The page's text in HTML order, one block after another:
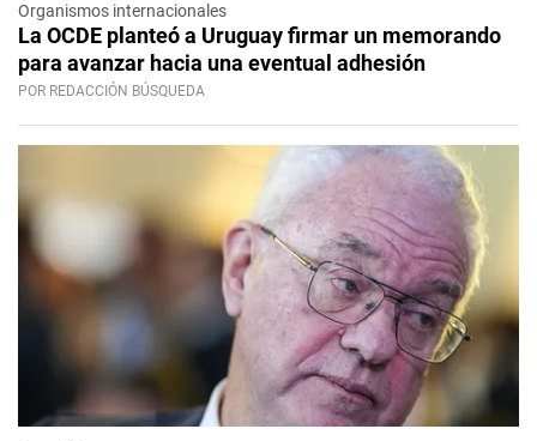
Organismos internacionales
La OCDE planteó a Uruguay firmar un memorando
para avanzar hacia una eventual adhesión
POR REDACCIÓN BÚSQUEDA